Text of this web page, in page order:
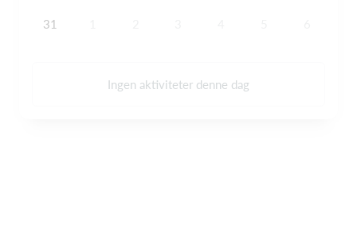
31
Ingen aktiviteter denne dag